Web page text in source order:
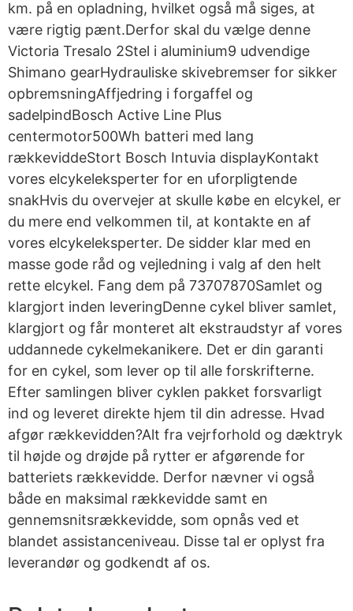
km. på en opladning, hvilket også må siges, at
være rigtig pænt.Derfor skal du vælge denne
Victoria Tresalo 2Stel i aluminium9 udvendige
Shimano gearHydrauliske skivebremser for sikker
opbremsningAffjedring i forgaffel og
sadelpindBosch Active Line Plus
centermotor500Wh batteri med lang
rækkeviddeStort Bosch Intuvia displayKontakt
vores elcykeleksperter for en uforpligtende
snakHvis du overvejer at skulle købe en elcykel, er
du mere end velkommen til, at kontakte en af
vores elcykeleksperter. De sidder klar med en
masse gode råd og vejledning i valg af den helt
rette elcykel. Fang dem på 73707870Samlet og
klargjort inden leveringDenne cykel bliver samlet,
klargjort og får monteret alt ekstraudstyr af vores
uddannede cykelmekanikere. Det er din garanti
for en cykel, som lever op til alle forskrifterne.
Efter samlingen bliver cyklen pakket forsvarligt
ind og leveret direkte hjem til din adresse. Hvad
afgør rækkevidden?Alt fra vejrforhold og dæktryk
til højde og drøjde på rytter er afgørende for
batteriets rækkevidde. Derfor nævner vi også
både en maksimal rækkevidde samt en
gennemsnitsrækkevidde, som opnås ved et
blandet assistanceniveau. Disse tal er oplyst fra
leverandør og godkendt af os.